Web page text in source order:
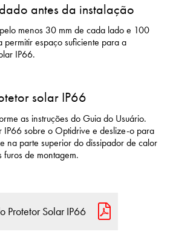
antes da instalação
menos 30 mm de cada lado e 100
permitir espaço suficiente para a
IP66.
solar IP66
as instruções do Guia do Usuário.
IP66 sobre o Optidrive e deslize-o para
na parte superior do dissipador de calor
de montagem.
Protetor Solar IP66